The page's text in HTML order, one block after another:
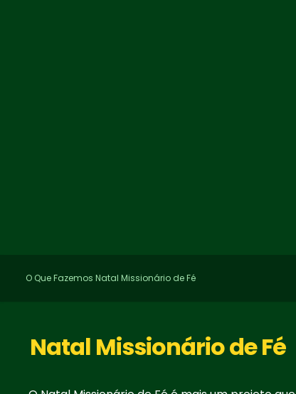
O Que Fazemos Natal Missionário de Fé
Natal Missionário de Fé